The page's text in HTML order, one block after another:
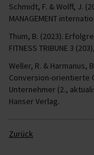
Schmidt, F. & Wolff, J.
MANAGEMENT
Thum, B. (2023).
FITNESS TRIBUNE 3
Weller, R. & Harmanus,
Conversion-orientierte
Unternehmer (2.,
Hanser Verlag.
Zurück